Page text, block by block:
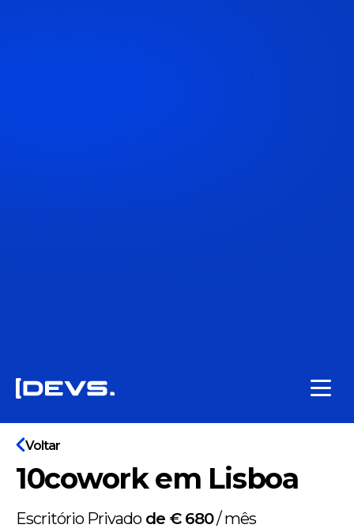
Voltar
10cowork em Lisboa
Escritório Privadode € 680/mês